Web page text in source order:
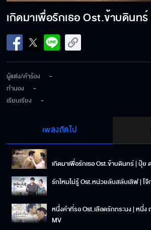
ผู้แต่ง/คำร้อง
-
ทำนอง
-
เรียบเรียง
-
เพลงถัดไป
เกิดมาเพื่อรักเธอ Ost.ข้าบดินทร์ | ปุ้ย
รักไหมไม่รู้ Ost.หน่วยลับสลับเลิฟ | โ
หนึ่งคำที่รอ Ost.เลือดรักทระนง | หนึ่
MV